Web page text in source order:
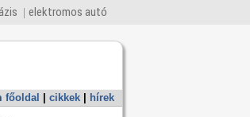
elektromos autó
főoldal cikkek hírek